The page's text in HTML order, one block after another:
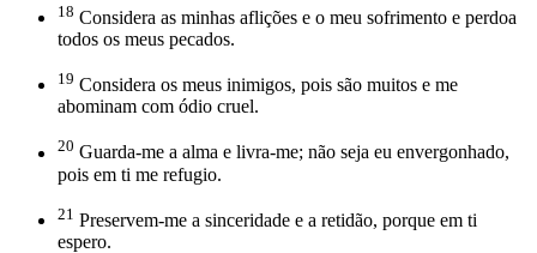
18 Considera as minhas aflições e o meu sofrimento e perdoa
todos os meus pecados.
19 Considera os meus inimigos, pois são muitos e me
abominam com ódio cruel.
20 Guarda-me a alma e livra-me; não seja eu envergonhado,
pois em ti me refugio.
21 Preservem-me a sinceridade e a retidão, porque em ti
espero.